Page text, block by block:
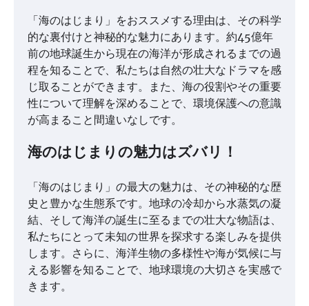
「海のはじまり」をおススメする理由は、その科学
的な裏付けと神秘的な魅力にあります。約45億年
前の地球誕生から現在の海洋が形成されるまでの過
程を知ることで、私たちは自然の壮大なドラマを感
じ取ることができます。また、海の役割やその重要
性について理解を深めることで、環境保護への意識
が高まること間違いなしです。
海のはじまりの魅力はズバリ！
「海のはじまり」の最大の魅力は、その神秘的な歴
史と豊かな生態系です。地球の冷却から水蒸気の凝
結、そして海洋の誕生に至るまでの壮大な物語は、
私たちにとって未知の世界を探求する楽しみを提供
します。さらに、海洋生物の多様性や海が気候に与
える影響を知ることで、地球環境の大切さを実感で
きます。